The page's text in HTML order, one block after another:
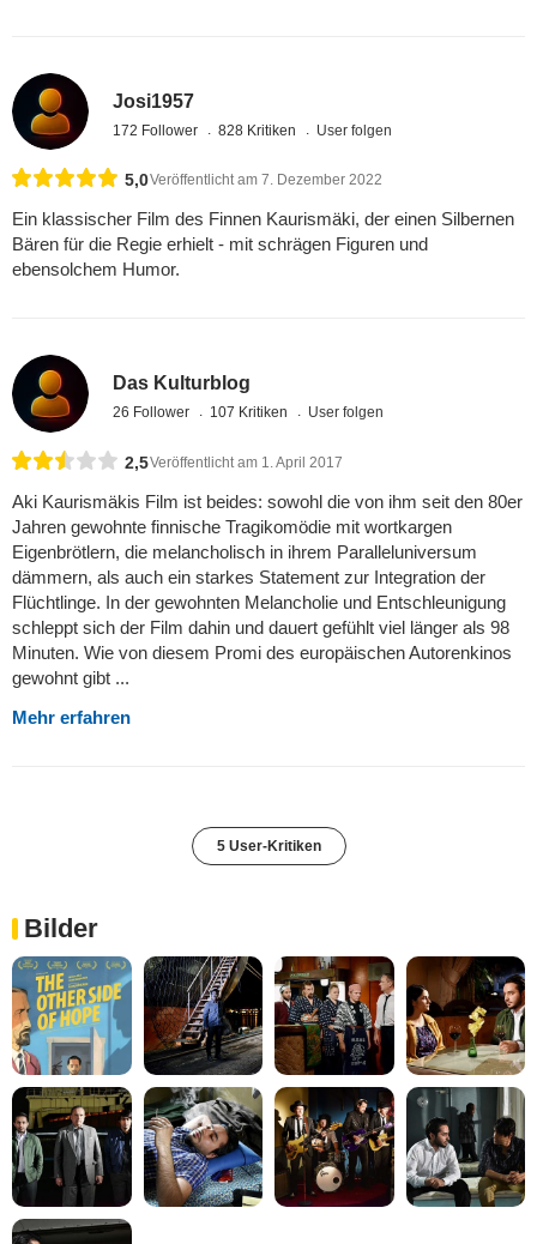
Josi1957
172 Follower 828 Kritiken User folgen
5,0Veröffentlicht am 7. Dezember 2022
Ein klassischer Film des Finnen Kaurismäki, der einen Silbernen
Bären für die Regie erhielt - mit schrägen Figuren und
ebensolchem Humor.
Das Kulturblog
26 Follower 107 Kritiken User folgen
2,5Veröffentlicht am 1. April 2017
Aki Kaurismäkis Film ist beides: sowohl die von ihm seit den 80er
Jahren gewohnte finnische Tragikomödie mit wortkargen
Eigenbrötlern, die melancholisch in ihrem Paralleluniversum
dämmern, als auch ein starkes Statement zur Integration der
Flüchtlinge. In der gewohnten Melancholie und Entschleunigung
schleppt sich der Film dahin und dauert gefühlt viel länger als 98
Minuten. Wie von diesem Promi des europäischen Autorenkinos
gewohnt gibt ...
Mehr erfahren
5 User-Kritiken
Bilder